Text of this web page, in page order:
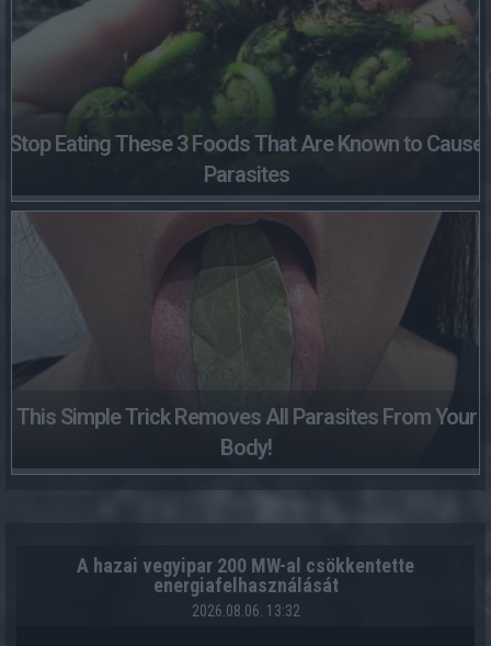
Stop Eating These 3 Foods That Are Known to Cause
Parasites
This Simple Trick Removes All Parasites From Your
Body!
A hazai vegyipar 200 MW-al csökkentette
energiafelhasználását
2026.08.06. 13:32